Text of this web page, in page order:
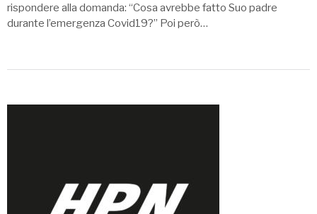
rispondere alla domanda: “Cosa avrebbe fatto Suo padre
durante l’emergenza Covid19?” Poi però…